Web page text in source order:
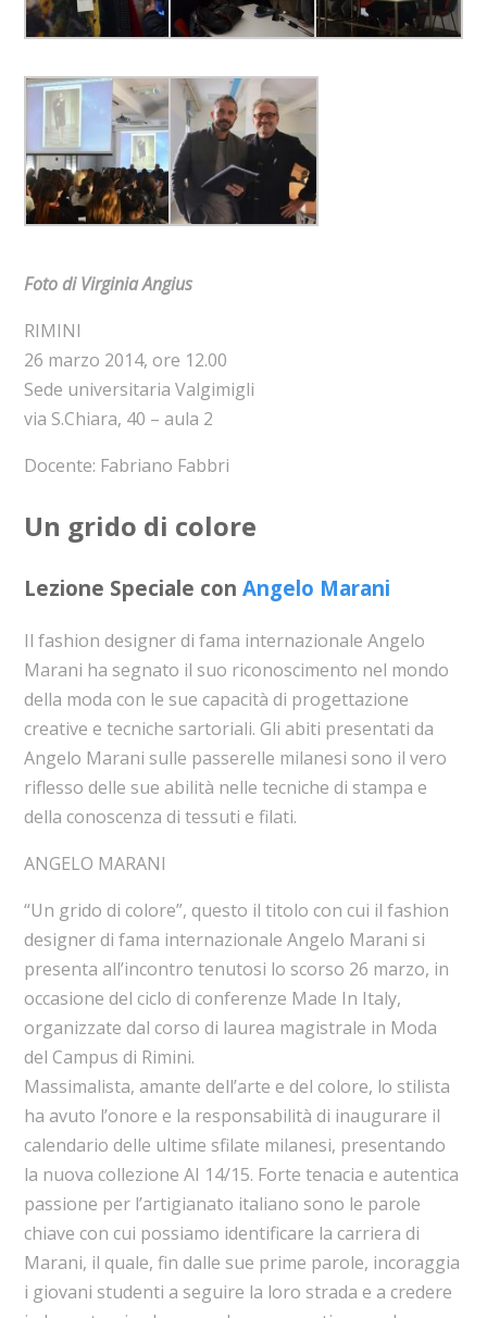
Foto di Virginia Angius
RIMINI
26 marzo 2014, ore 12.00
Sede universitaria Valgimigli
via S.Chiara, 40 – aula 2
Docente: Fabriano Fabbri
Un grido di colore
Lezione Speciale con Angelo Marani
Il fashion designer di fama internazionale Angelo
Marani ha segnato il suo riconoscimento nel mondo
della moda con le sue capacità di progettazione
creative e tecniche sartoriali. Gli abiti presentati da
Angelo Marani sulle passerelle milanesi sono il vero
riflesso delle sue abilità nelle tecniche di stampa e
della conoscenza di tessuti e filati.
ANGELO MARANI
“Un grido di colore”, questo il titolo con cui il fashion
designer di fama internazionale Angelo Marani si
presenta all’incontro tenutosi lo scorso 26 marzo, in
occasione del ciclo di conferenze Made In Italy,
organizzate dal corso di laurea magistrale in Moda
del Campus di Rimini.
Massimalista, amante dell’arte e del colore, lo stilista
ha avuto l’onore e la responsabilità di inaugurare il
calendario delle ultime sfilate milanesi, presentando
la nuova collezione AI 14/15. Forte tenacia e autentica
passione per l’artigianato italiano sono le parole
chiave con cui possiamo identificare la carriera di
Marani, il quale, fin dalle sue prime parole, incoraggia
i giovani studenti a seguire la loro strada e a credere